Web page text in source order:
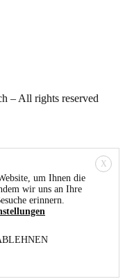
– All rights reserved
X
um Ihnen die
wir uns an Ihre
erinnern.